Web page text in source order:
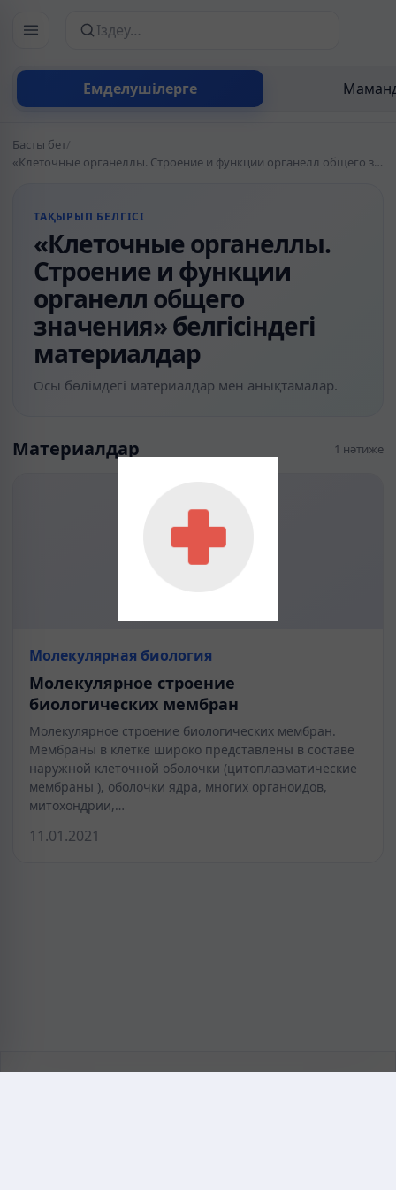
Емделушілерге
Сайттан іздеу
Басты бет/
«Клеточные органеллы. Строение и функции органелл общего значения» белгісіндегі материалдар
ТАҚЫРЫП БЕЛГІСІ
«Клеточные органеллы.
Строение и функции
органелл общего
значения» белгісіндегі
материалдар
Осы бөлімдегі материалдар мен анықтамалар.
Материалдар 1 нәтиже
Молекулярная биология
Молекулярное строение
биологических мембран
Молекулярное строение биологических мембран.
Мембраны в клетке широко представлены в составе
наружной клеточной оболочки (цитоплазматические
мембраны ), оболочки ядра, многих органоидов,
митохондрии,…
11.01.2021
KAZMEDIC.ORG